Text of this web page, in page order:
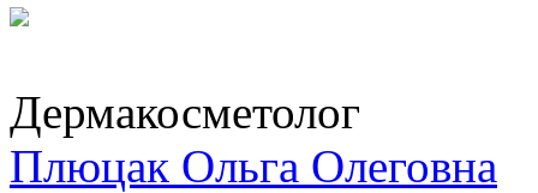
Дермакосметолог
Плюцак Ольга Олеговна